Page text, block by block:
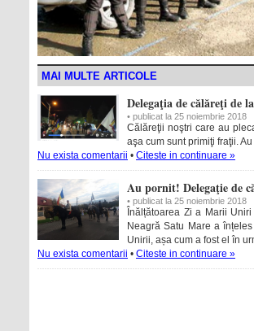
MAI MULTE ARTICOLE
Delegaţia de călăreţi de
• publicat la 25 noiembrie 2018
Călăreţii noştri care au
aşa cum sunt primiţi fraţii.Au
Nu exista comentarii • Citeste in continuare »
Au pornit! Delegaţie de
• publicat la 25 noiembrie 2018
Înălțătoarea Zi a Marii
Neagră Satu Mare a
Unirii, așa cum a fost el în
Nu exista comentarii • Citeste in continuare »